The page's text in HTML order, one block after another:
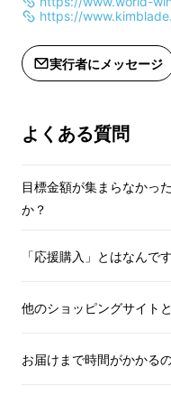
https://
実行者にメッセージ
よくある質問
目標金額が集まらなかっ
か？
「応援購入」とはなんで
他のショッピングサイト
お届けまで時間がかかる